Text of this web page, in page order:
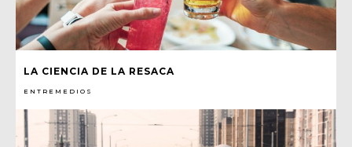
LA CIENCIA DE LA RESACA
ENTREMEDIOS